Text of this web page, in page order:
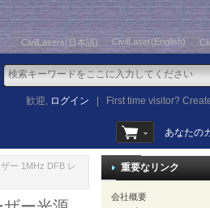
CivilLasers(日本語) CivilLaser(English)
歓迎, ログイン First time visitor?
あなたの
ー 1MHz DFB レ 重要なリンク
会社概要